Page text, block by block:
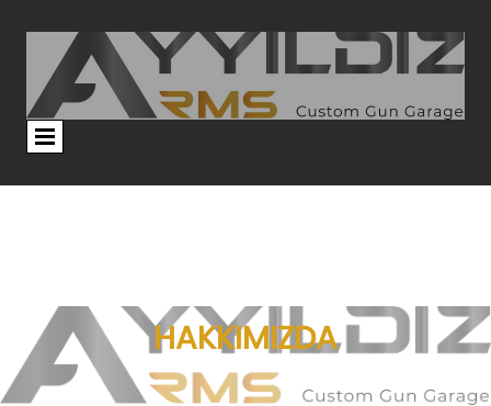
HAKKIMIZDA